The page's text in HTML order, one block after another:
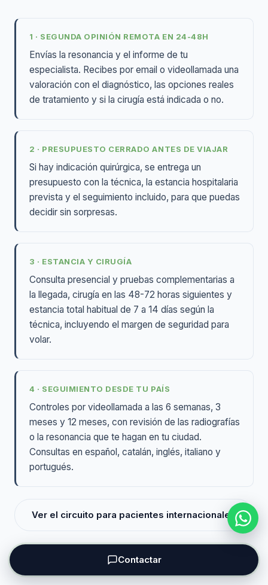
1 · SEGUNDA OPINIÓN REMOTA EN 24-48H
Envías la resonancia y el informe de tu
especialista. Recibes por email o videollamada una
valoración con el diagnóstico, las opciones reales
de tratamiento y si la cirugía está indicada o no.
2 · PRESUPUESTO CERRADO ANTES DE VIAJAR
Si hay indicación quirúrgica, se entrega un
presupuesto con la técnica, la estancia hospitalaria
prevista y el seguimiento incluido, para que puedas
decidir sin sorpresas.
3 · ESTANCIA Y CIRUGÍA
Consulta presencial y pruebas complementarias a
la llegada, cirugía en las 48-72 horas siguientes y
estancia total habitual de 7 a 14 días según la
técnica, incluyendo el margen de seguridad para
volar.
4 · SEGUIMIENTO DESDE TU PAÍS
Controles por videollamada a las 6 semanas, 3
meses y 12 meses, con revisión de las radiografías
o la resonancia que te hagan en tu ciudad.
Consultas en español, catalán, inglés, italiano y
portugués.
Ver el circuito para pacientes internacionales
Contactar